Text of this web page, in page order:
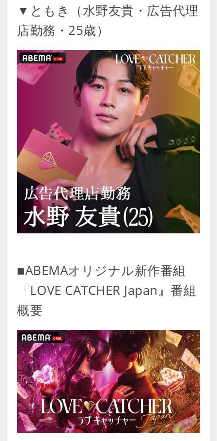
▼ともき（水野友貴・広告代理
店勤務・25歳）
■ABEMAオリジナル新作番組
『LOVE CATCHER Japan』番組
概要